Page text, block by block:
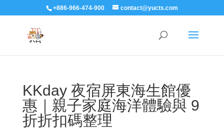
+886-966-474-900 contact@yucts.com
KKday 夜宿屏東海生館優
惠｜親子家庭海洋體驗與 9
折折扣碼整理